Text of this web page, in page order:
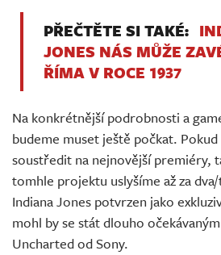
PŘEČTĚTE SI TAKÉ:
JONES NÁS MŮŽE
ŘÍMA V ROCE 1937
Na konkrétnější podrobnosti a
budeme muset ještě počkat. Pokud
soustředit na nejnovější premiéry,
tomhle projektu uslyšíme až za
Indiana Jones potvrzen jako
mohl by se stát dlouho
Uncharted od Sony.